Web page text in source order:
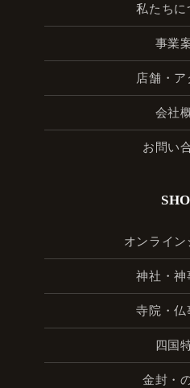
私たちに
事業
店舗・ア
会社
お問い
オンライ
神社・神
寺院・仏
四国
金封・